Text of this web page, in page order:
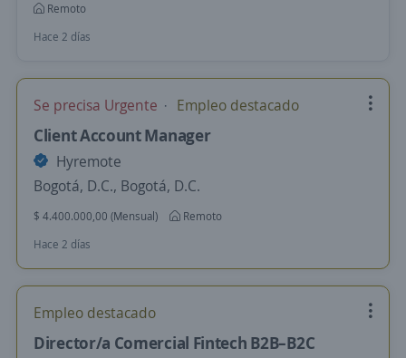
Remoto
Hace 2 días
Se precisa Urgente Empleo destacado
Client Account Manager
Hyremote
Bogotá, D.C., Bogotá, D.C.
$ 4.400.000,00 (Mensual)
Remoto
Hace 2 días
Empleo destacado
Director/a Comercial Fintech B2B–B2C